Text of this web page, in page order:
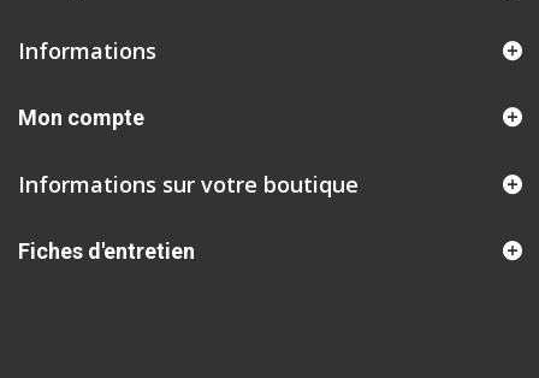
Informations
Mon compte
Informations sur votre boutique
Fiches d'entretien